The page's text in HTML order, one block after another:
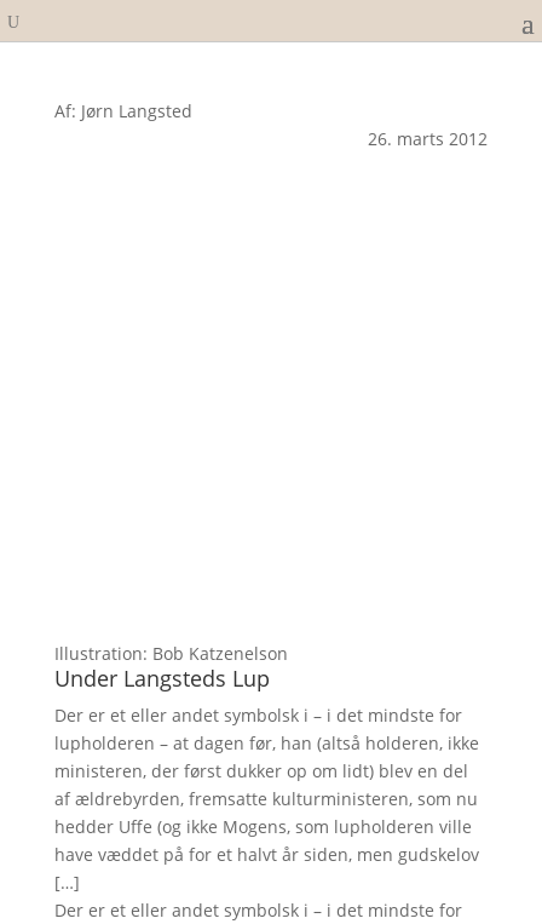
Af: Jørn Langsted
26. marts 2012
Illustration: Bob Katzenelson
Under Langsteds Lup
Der er et eller andet symbolsk i – i det mindste for
lupholderen – at dagen før, han (altså holderen, ikke
ministeren, der først dukker op om lidt) blev en del
af ældrebyrden, fremsatte kulturministeren, som nu
hedder Uffe (og ikke Mogens, som lupholderen ville
have væddet på for et halvt år siden, men gudskelov
[…]
Der er et eller andet symbolsk i – i det mindste for